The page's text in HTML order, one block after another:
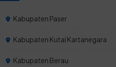
Kabupaten Paser
Kabupaten Kutai Kartanegara
Kabupaten Berau